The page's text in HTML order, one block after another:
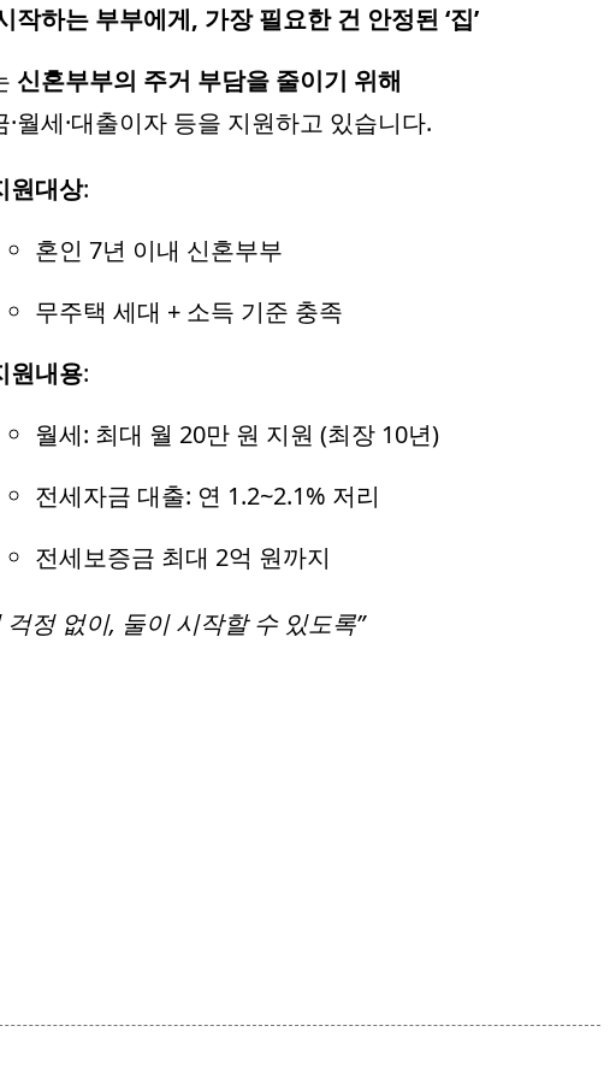
작하는 부부에게, 가장 필요한 건 안정된 ‘집’
신혼부부의 주거 부담을 줄이기 위해
·월세·대출이자 등을 지원하고 있습니다.
원대상:
혼인 7년 이내 신혼부부
무주택 세대 + 소득 기준 충족
원내용:
월세: 최대 월 20만 원 지원 (최장 10년)
전세자금 대출: 연 1.2~2.1% 저리
전세보증금 최대 2억 원까지
걱정 없이, 둘이 시작할 수 있도록”